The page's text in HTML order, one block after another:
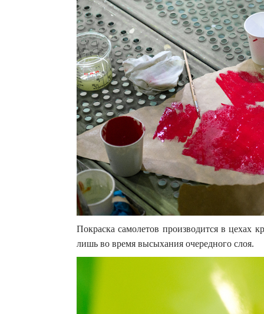
Покраска самолетов производится в цехах
лишь во время высыхания очередного слоя.